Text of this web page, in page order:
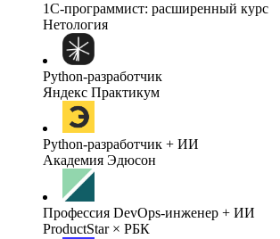
1C-программист: расширенный курс
Нетология
Python-разработчик
Яндекс Практикум
Python-разработчик + ИИ
Академия Эдюсон
Профессия DevOps-инженер + ИИ
ProductStar × РБК